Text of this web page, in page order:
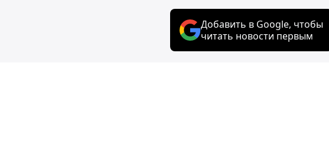
Добавить в Google, чтобы
читать новости первым